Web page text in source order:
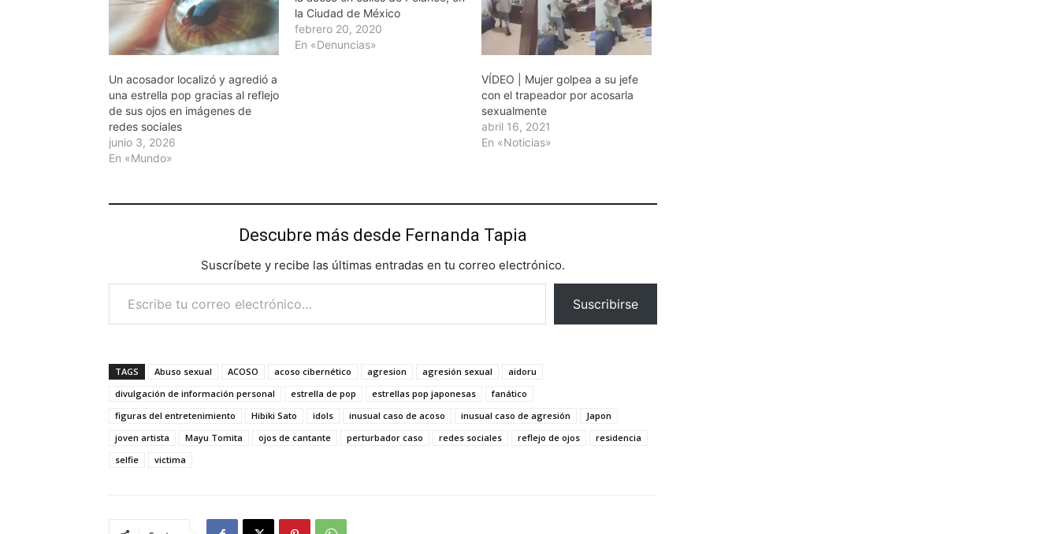
Un acosador localizó y agredió a
una estrella pop gracias al reflejo
de sus ojos en imágenes de
redes sociales
junio 3, 2026
En «Mundo»
la Ciudad de México
febrero 20, 2020
En «Denuncias»
VÍDEO | Mujer golpea a su jefe
con el trapeador por acosarla
sexualmente
abril 16, 2021
En «Noticias»
Descubre más desde Fernanda Tapia
Suscríbete y recibe las últimas entradas en tu correo electrónico.
Escribe tu correo electrónico…
Suscribirse
TAGS Abuso sexual ACOSO acoso cibernético agresion agresión sexual
aidoru
divulgación de información personal
estrella de pop estrellas pop japonesas
fanático
figuras del entretenimiento
Hibiki Sato idols inusual caso de acoso inusual caso de agresión
Japon
joven artista
Mayu Tomita ojos de cantante perturbador caso redes sociales reflejo de ojos
residencia
selfie
victima